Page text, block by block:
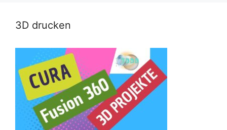
3D drucken